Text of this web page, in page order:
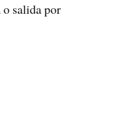
salida por